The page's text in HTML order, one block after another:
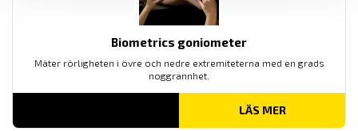
Biometrics goniometer
Mäter rörligheten i övre och nedre extremiteterna med en grads
noggrannhet.
LÄS MER